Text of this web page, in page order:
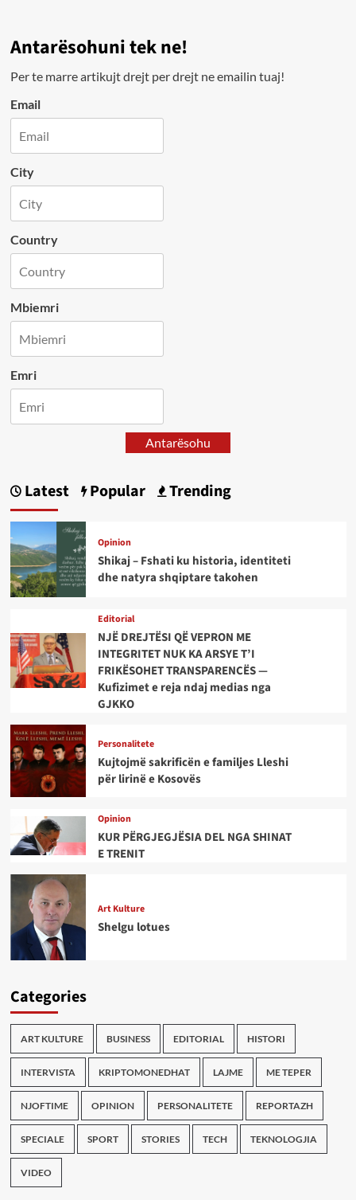
Antarësohuni tek ne!
Per te marre artikujt drejt per drejt ne emailin tuaj!
Email
City
Country
Mbiemri
Emri
Antarësohu
Latest Popular Trending
Opinion
Shikaj – Fshati ku historia, identiteti
dhe natyra shqiptare takohen
Editorial
NJË DREJTËSI QË VEPRON ME
INTEGRITET NUK KA ARSYE T’I
FRIKËSOHET TRANSPARENCËS —
Kufizimet e reja ndaj medias nga
GJKKO
Personalitete
Kujtojmë sakrificën e familjes Lleshi
për lirinë e Kosovës
Opinion
KUR PËRGJEGJËSIA DEL NGA SHINAT
E TRENIT
Art Kulture
Shelgu lotues
Categories
ART KULTURE BUSINESS EDITORIAL HISTORI
INTERVISTA KRIPTOMONEDHAT LAJME ME TEPER
NJOFTIME OPINION PERSONALITETE REPORTAZH
SPECIALE SPORT STORIES TECH TEKNOLOGJIA
VIDEO